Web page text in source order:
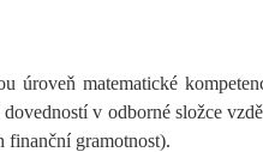
matematické
v odborné složce
finanční gramotnost).